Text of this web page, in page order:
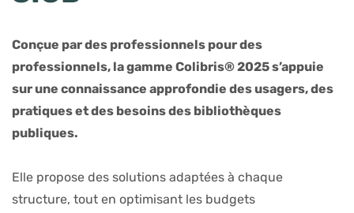
Conçue par des professionnels pour des
professionnels, la gamme Colibris® 2025 s’appuie
sur une connaissance approfondie des usagers, des
pratiques et des besoins des bibliothèques
publiques.
Elle propose des solutions adaptées à chaque
structure, tout en optimisant les budgets